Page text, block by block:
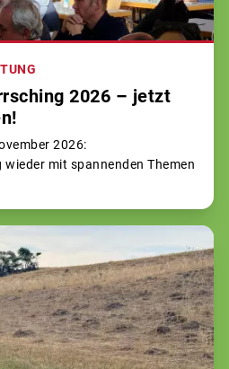
2026 – jetzt
2026:
mit spannenden Themen